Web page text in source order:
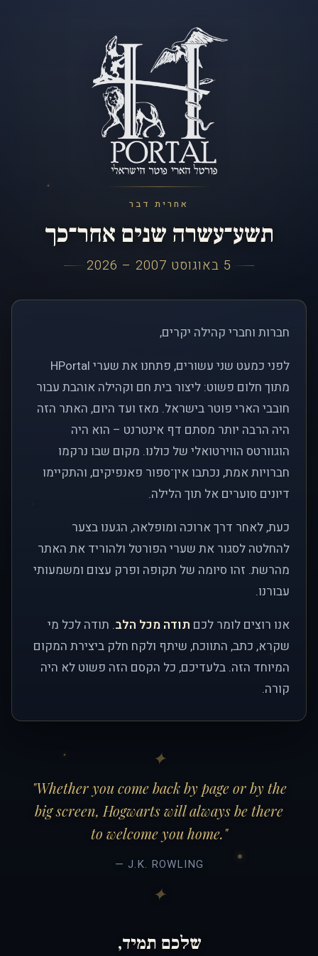
אחרית דבר
תשע־עשרה שנים אחר־כך
5 באוגוסט 2007 – 2026
חברות וחברי קהילה יקרים,
לפני כמעט שני עשורים, פתחנו את שערי HPortal
מתוך חלום פשוט: ליצור בית חם וקהילה אוהבת עבור
חובבי הארי פוטר בישראל. מאז ועד היום, האתר הזה
היה הרבה יותר מסתם דף אינטרנט – הוא היה
הוגוורטס הווירטואלי של כולנו. מקום שבו נרקמו
חברויות אמת, נכתבו אין־ספור פאנפיקים, והתקיימו
דיונים סוערים אל תוך הלילה.
כעת, לאחר דרך ארוכה ומופלאה, הגענו בצער
להחלטה לסגור את שערי הפורטל ולהוריד את האתר
מהרשת. זהו סיומה של תקופה ופרק עצום ומשמעותי
עבורנו.
אנו רוצים לומר לכם תודה מכל הלב. תודה לכל מי
שקרא, כתב, התווכח, שיתף ולקח חלק ביצירת המקום
המיוחד הזה. בלעדיכם, כל הקסם הזה פשוט לא היה
קורה.
"Whether you come back by page or by the
big screen, Hogwarts will always be there
to welcome you home."
— J.K. ROWLING
שלכם תמיד,